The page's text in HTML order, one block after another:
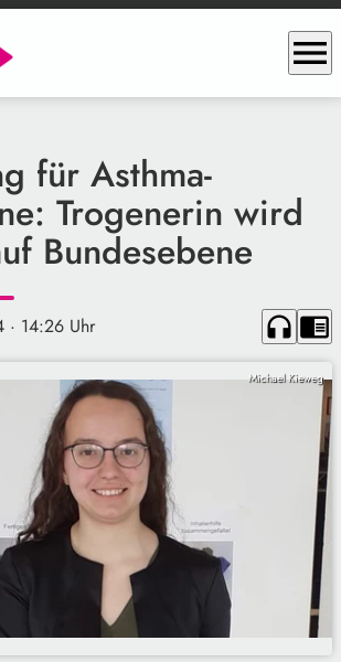
menu
für Asthma-
Trogenerin wird
Bundesebene
· 14:26 Uhr headphones chrome_reader_mode
Michael Kieweg